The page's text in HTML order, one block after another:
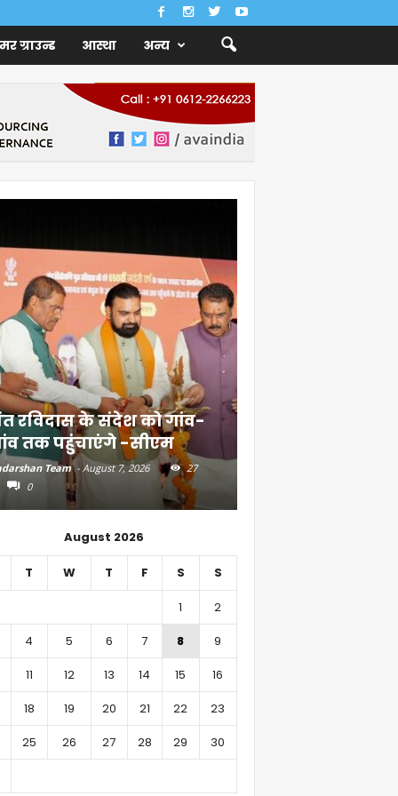
ग्राउन्ड आस्था अन्य
रविदास के संदेश को गांव-
तक पहुंचाएंगे -सीएम
Team - August 7, 2026
27
0
August 2026
T W T F S S
1
2
4 5 6 7 8
9
11 12 13 14 15
16
18 19 20 21 22
23
25 26 27 28 29
30